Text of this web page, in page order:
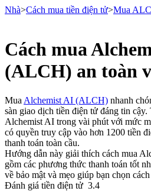
Hợp đồng tương lai
USDT Futures
Nhà>Cách mua tiền điện tử>Mua
Cách mua
(ALCH) an toàn
Mua Alchemist AI (ALCH) nhanh
sàn giao dịch tiền điện tử đáng tin cậy.
Alchemist AI trong vài phút với mức
có quyền truy cập vào hơn 1200 tiền
thanh toán toàn cầu.
Hướng dẫn này giải thích cách mua
gồm các phương thức thanh toán tốt
về bảo mật và mẹo giúp bạn chọn
Đánh giá tiền điện tử 3.4